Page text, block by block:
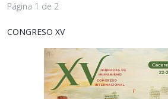
Página 1 de 2
CONGRESO XV